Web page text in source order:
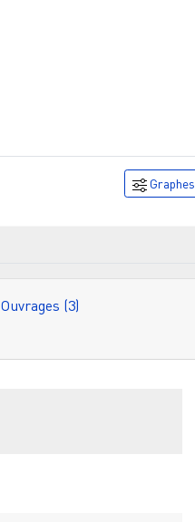
Graphes
Ouvrages (3)